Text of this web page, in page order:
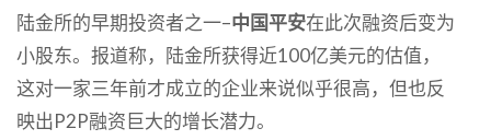
陆金所的早期投资者之一–中国平安在此次融资后变为
小股东。报道称，陆金所获得近100亿美元的估值，
这对一家三年前才成立的企业来说似乎很高，但也反
映出P2P融资巨大的增长潜力。